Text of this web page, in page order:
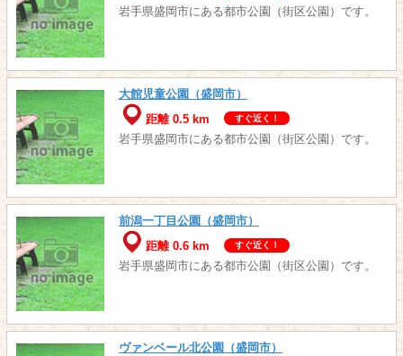
岩手県盛岡市にある都市公園（街区公園）です。
大館児童公園（盛岡市）
距離 0.5 km
すぐ近く！
岩手県盛岡市にある都市公園（街区公園）です。
前潟一丁目公園（盛岡市）
距離 0.6 km
すぐ近く！
岩手県盛岡市にある都市公園（街区公園）です。
ヴァンベール北公園（盛岡市）